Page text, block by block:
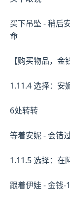
买下吊坠 - 稍后
命
【购买物品，金
1.11.4 选择：安
6处转转
等着安妮 - 会错
1.11.5 选择：在
跟着伊娃 - 金钱